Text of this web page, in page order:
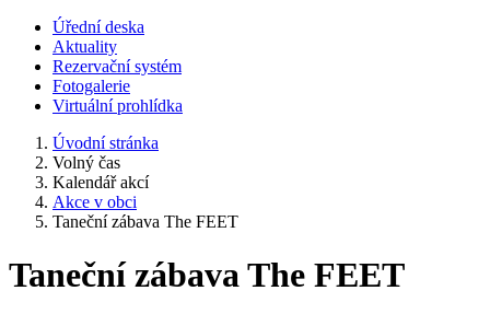
Úřední deska
Aktuality
Rezervační systém
Fotogalerie
Virtuální prohlídka
Úvodní stránka
Volný čas
Kalendář akcí
Akce v obci
Taneční zábava The FEET
Taneční zábava The FEET